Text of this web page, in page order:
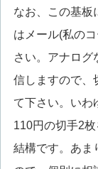
なお、この基板
はメール(私の
さい。アナログ
信しますので、
て下さい。いわ
110円の切手2
結構です。あま